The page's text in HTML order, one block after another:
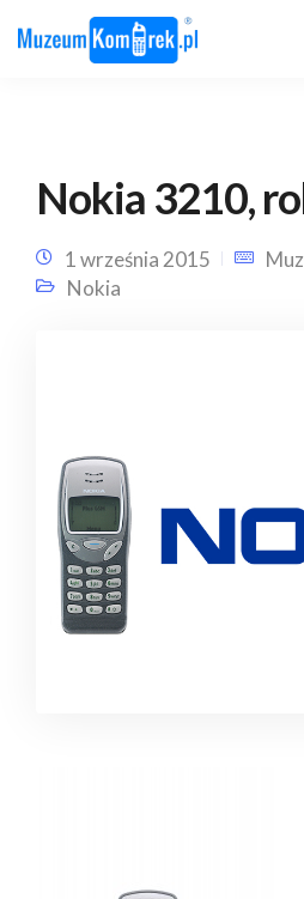
Nokia 3210,
1 września 2015
Nokia